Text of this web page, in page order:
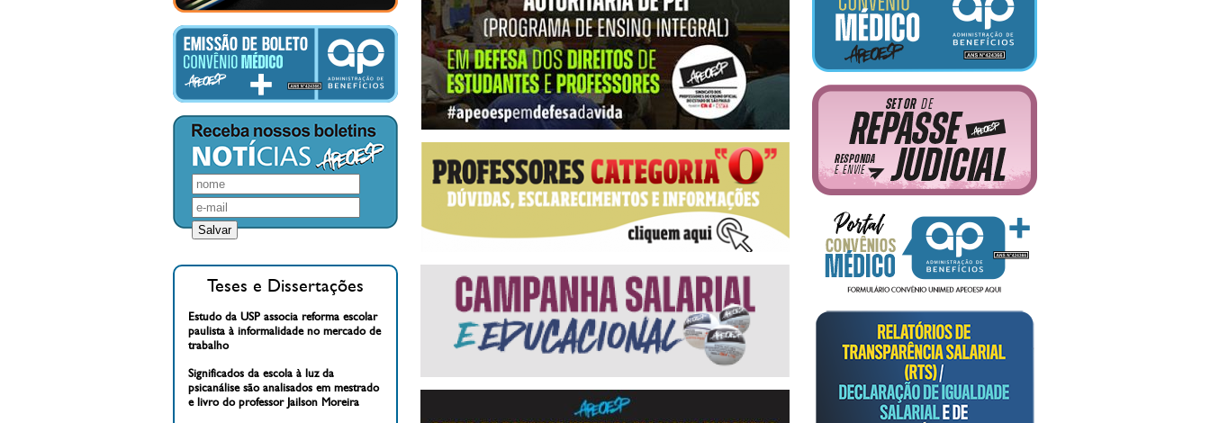
Teses e Dissertações
Estudo da USP associa reforma escolar
paulista à informalidade no mercado de
trabalho
Significados da escola à luz da
psicanálise são analisados em mestrado
e livro do professor Jailson Moreira